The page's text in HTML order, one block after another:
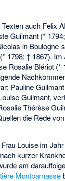
auch Felix
Guilmant (*
in Boulogne-
1798; † 1867).
Rosalie Blériot (*
Pauline
Guilmant,
Thérèse
die Rede
Louise im
kurzer
am
Montparnasse